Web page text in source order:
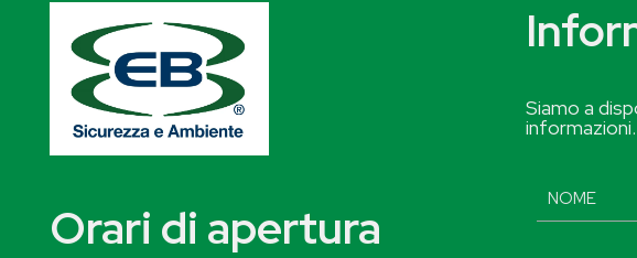
Orari di apertura
Siamo a
informazioni.